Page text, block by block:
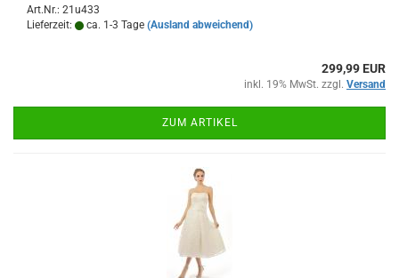
Art.Nr.: 21u433
Lieferzeit:
ca. 1-3 Tage (Ausland abweichend)
299,99 EUR
inkl. 19% MwSt. zzgl. Versand
ZUM ARTIKEL